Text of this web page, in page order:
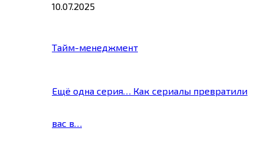
10.07.2025
Тайм-менеджмент
Ещё одна серия… Как сериалы превратили
вас в…